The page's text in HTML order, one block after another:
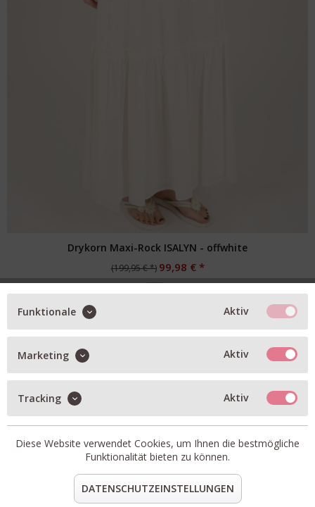
Drykorn Maxi-Rock ISALYN - offwhite
(199,95 € *) 99,98 € *
RABATT
Funktionale Aktiv
Marketing Aktiv
Tracking Aktiv
Diese Website verwendet Cookies, um Ihnen die bestmögliche
Funktionalität bieten zu können.
DATENSCHUTZEINSTELLUNGEN